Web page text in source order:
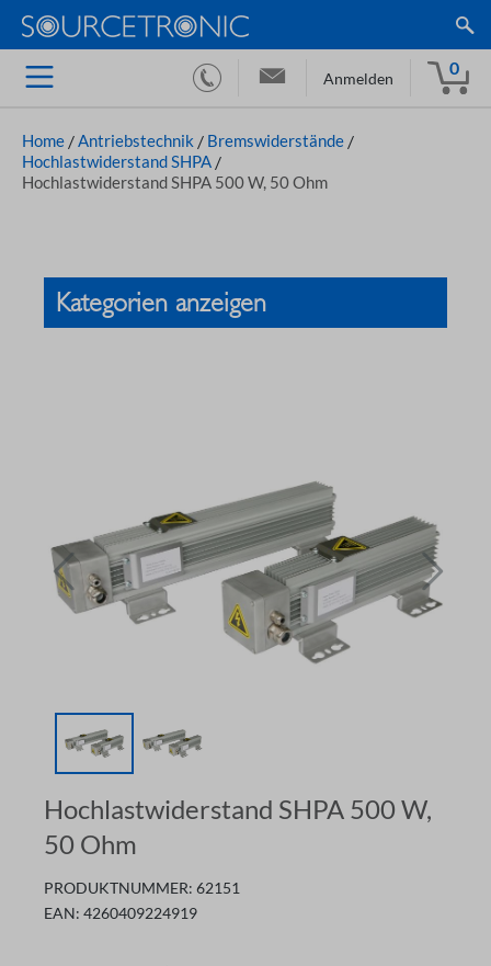
Anmelden
0
Home /Antriebstechnik / Bremswiderstände /
Hochlastwiderstand SHPA /
Hochlastwiderstand SHPA 500 W, 50 Ohm
Kategorien anzeigen
Hochlastwiderstand SHPA 500 W,
50 Ohm
PRODUKTNUMMER: 62151
EAN: 4260409224919